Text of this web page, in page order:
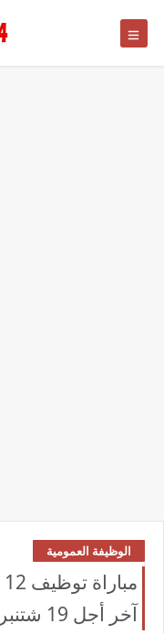
الوظيفة العمومية
آخر أجل 19 شتنبر 2024